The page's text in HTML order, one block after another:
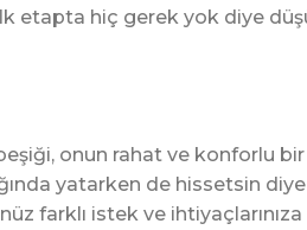
etapta hiç gerek yok diye
onun rahat ve konforlu
yatarken de hissetsin
farklı istek ve